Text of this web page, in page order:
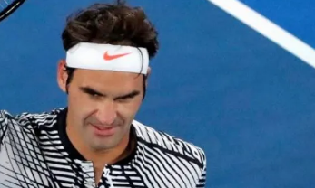
Moderní pětiboj
Motorsport
Olympijské hry
Parasport
Plavání
Triatlon
Veslování